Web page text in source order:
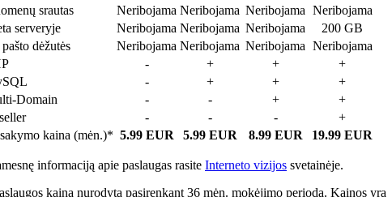
srautas
Neribojama Neribojama Neribojama Neribojama
serveryje
Neribojama Neribojama Neribojama
200 GB
dėžutės
Neribojama Neribojama Neribojama Neribojama
- + +
+
- + +
+
Domain
- - +
+
- - -
+
kaina (mėn.)* 5.99 EUR 5.99 EUR 8.99 EUR 19.99 EUR
informaciją apie paslaugas rasite Interneto vizijos svetainėje.
kaina nurodyta pasirenkant 36 mėn. mokėjimo periodą. Kainos yra